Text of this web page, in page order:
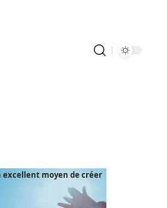
excellent moyen de créer